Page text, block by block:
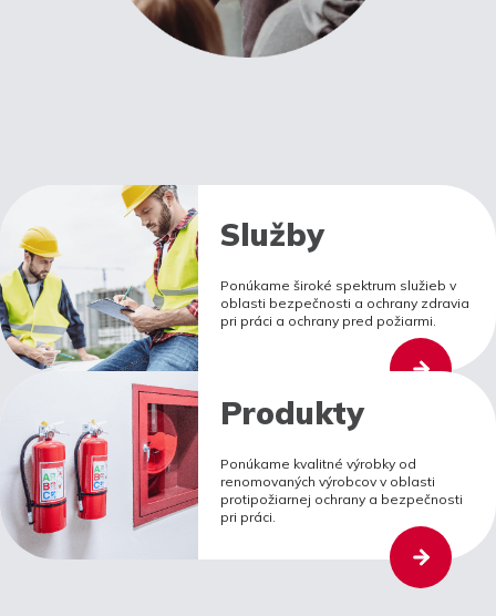
Služby
Ponúkame široké spektrum služieb v
oblasti bezpečnosti a ochrany zdravia
pri práci a ochrany pred požiarmi.
Produkty
Ponúkame kvalitné výrobky od
renomovaných výrobcov v oblasti
protipožiarnej ochrany a bezpečnosti
pri práci.